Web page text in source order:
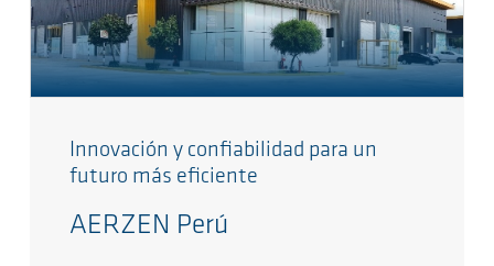
Innovación y confiabilidad para un
futuro más eficiente
AERZEN Perú